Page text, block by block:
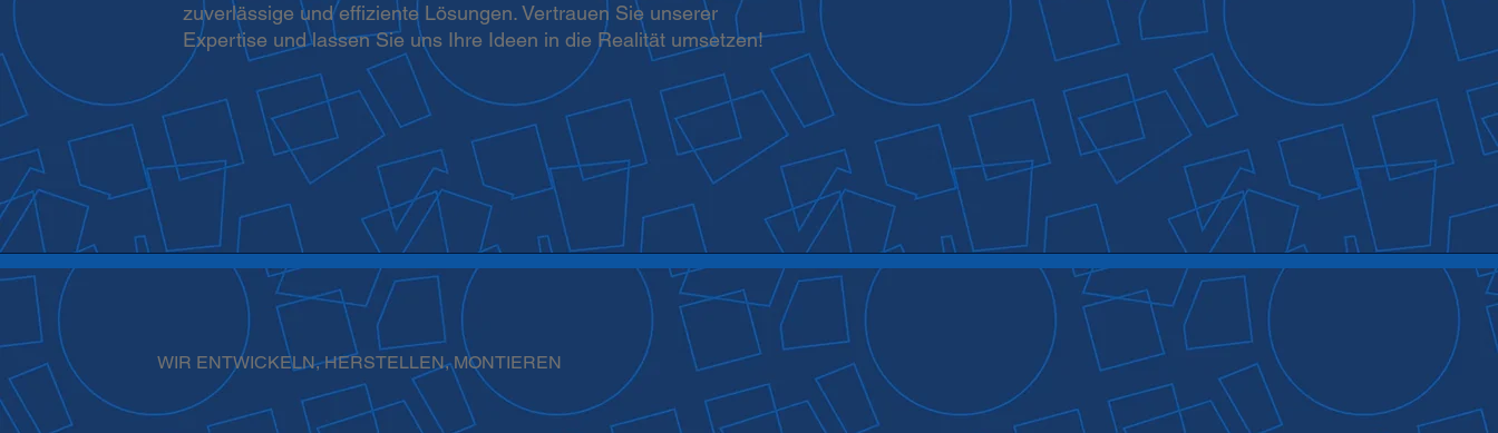
zuverlässige und effiziente Lösungen. Vertrauen Sie unserer
Expertise und lassen Sie uns Ihre Ideen in die Realität umsetzen!
WIR ENTWICKELN, HERSTELLEN, MONTIEREN